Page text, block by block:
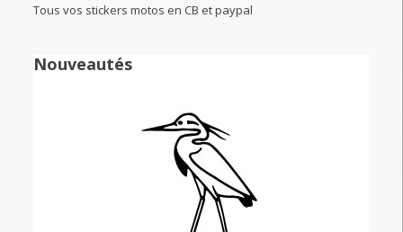
Tous vos stickers motos en CB et paypal
Nouveautés